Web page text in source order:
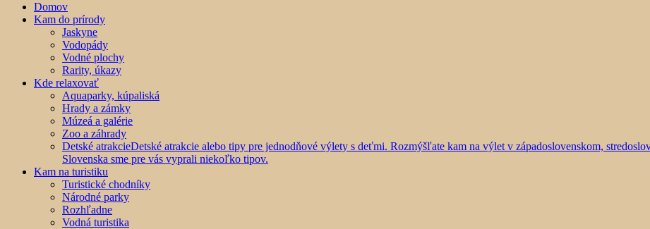
Domov
Kam do prírody
Jaskyne
Vodopády
Vodné plochy
Rarity, úkazy
Kde relaxovať
Aquaparky, kúpaliská
Hrady a zámky
Múzeá a galérie
Zoo a záhrady
Detské atrakcieDetské atrakcie alebo tipy pre jednodňové výlety s deťmi. Rozmýšľate kam na výlet v západoslovenskom,
Slovenska sme pre vás vyprali niekoľko tipov.
Kam na turistiku
Turistické chodníky
Národné parky
Rozhľadne
Vodná turistika